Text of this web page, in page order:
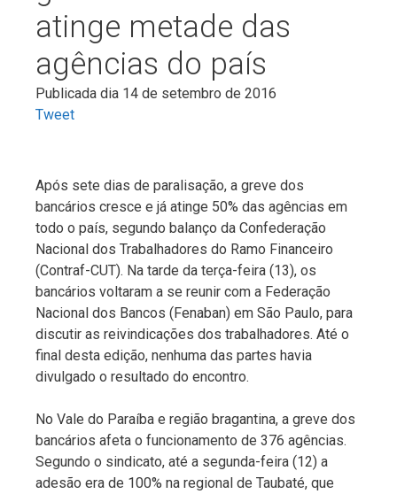
atinge metade das
agências do país
Publicada dia 14 de setembro de 2016
Tweet
Após sete dias de paralisação, a greve dos
bancários cresce e já atinge 50% das agências em
todo o país, segundo balanço da Confederação
Nacional dos Trabalhadores do Ramo Financeiro
(Contraf-CUT). Na tarde da terça-feira (13), os
bancários voltaram a se reunir com a Federação
Nacional dos Bancos (Fenaban) em São Paulo, para
discutir as reivindicações dos trabalhadores. Até o
final desta edição, nenhuma das partes havia
divulgado o resultado do encontro.
No Vale do Paraíba e região bragantina, a greve dos
bancários afeta o funcionamento de 376 agências.
Segundo o sindicato, até a segunda-feira (12) a
adesão era de 100% na regional de Taubaté, que